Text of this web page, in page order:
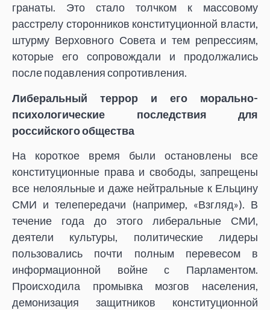
гранаты. Это стало толчком к массовому
расстрелу сторонников конституционной власти,
штурму Верховного Совета и тем репрессиям,
которые его сопровождали и продолжались
после подавления сопротивления.
Либеральный террор и его морально-
психологические последствия для
российского общества
На короткое время были остановлены все
конституционные права и свободы, запрещены
все нелояльные и даже нейтральные к Ельцину
СМИ и телепередачи (например, «Взгляд»). В
течение года до этого либеральные СМИ,
деятели культуры, политические лидеры
пользовались почти полным перевесом в
информационной войне с Парламентом.
Происходила промывка мозгов населения,
демонизация защитников конституционной